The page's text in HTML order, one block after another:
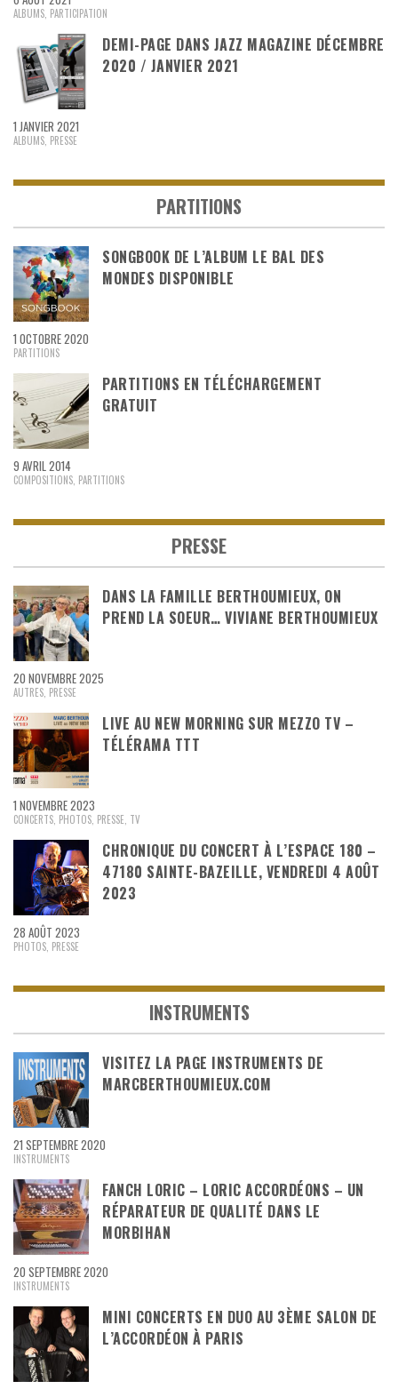
ALBUMS, PARTICIPATION
DEMI-PAGE DANS JAZZ MAGAZINE DÉCEMBRE
2020 / JANVIER 2021
1 JANVIER 2021
ALBUMS, PRESSE
PARTITIONS
SONGBOOK DE L’ALBUM LE BAL DES
MONDES DISPONIBLE
1 OCTOBRE 2020
PARTITIONS
PARTITIONS EN TÉLÉCHARGEMENT
GRATUIT
9 AVRIL 2014
COMPOSITIONS, PARTITIONS
PRESSE
DANS LA FAMILLE BERTHOUMIEUX, ON
PREND LA SOEUR… VIVIANE BERTHOUMIEUX
20 NOVEMBRE 2025
AUTRES, PRESSE
LIVE AU NEW MORNING SUR MEZZO TV –
TÉLÉRAMA TTT
1 NOVEMBRE 2023
CONCERTS, PHOTOS, PRESSE, TV
CHRONIQUE DU CONCERT À L’ESPACE 180 –
47180 SAINTE-BAZEILLE, VENDREDI 4 AOÛT
2023
28 AOÛT 2023
PHOTOS, PRESSE
INSTRUMENTS
VISITEZ LA PAGE INSTRUMENTS DE
MARCBERTHOUMIEUX.COM
21 SEPTEMBRE 2020
INSTRUMENTS
FANCH LORIC – LORIC ACCORDÉONS – UN
RÉPARATEUR DE QUALITÉ DANS LE
MORBIHAN
20 SEPTEMBRE 2020
INSTRUMENTS
MINI CONCERTS EN DUO AU 3ÈME SALON DE
L’ACCORDÉON À PARIS